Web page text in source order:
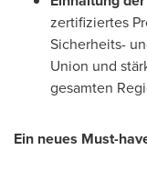
zertifiziertes
Sicherheits-
Union und
gesamten
Ein neues Must-